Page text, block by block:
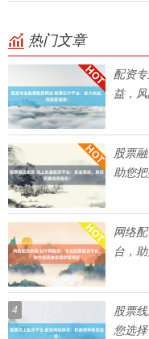
热门文章
配资
益，
股票
助您
网络
台，
4
股票
您选择